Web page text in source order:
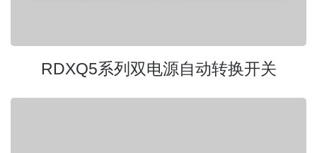
RDXQ5系列双电源自动转换开关